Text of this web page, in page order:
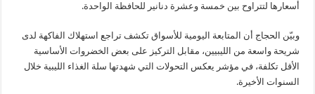
أسعارها لتتراوح بين خمسة وعشرة دنانير للحافظة الواحدة.
وبيّن الحجاج أن المتابعة اليومية للأسواق تكشف تراجع استهلاك الفاكهة لدى
شريحة واسعة من الليبيين، مقابل التركيز على بعض الخضروات الأساسية
الأقل تكلفة، في مؤشر يعكس التحولات التي شهدتها سلة الغذاء الليبية خلال
السنوات الأخيرة.